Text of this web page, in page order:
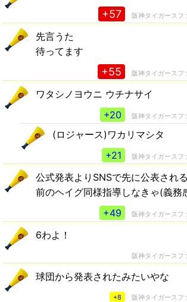
+57 阪神タイガースフ
先言うた
待ってます
+55 阪神タイガースフ
ワタシノヨウニ ウチナサイ
+20
阪神タイガースフ
(ロジャース)ワカリマシタ
+21
阪神タイガースフ
公式発表よりSNSで先に公表され
前のヘイグ同様指導しなきゃ(義務
+49
阪神タイガースフ
6わよ！
阪神タイガースフ
球団から発表されたみたいやな
+8 阪神タイガースフ